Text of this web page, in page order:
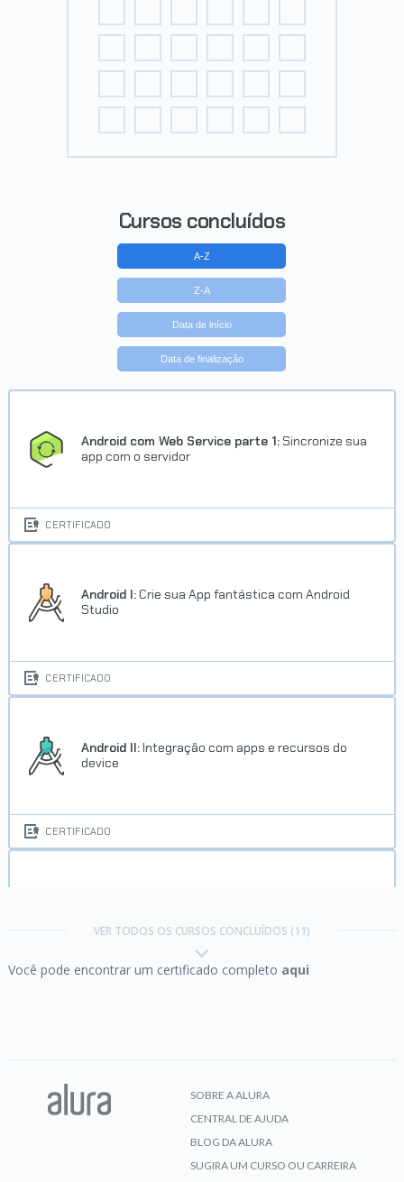
Cursos concluídos
A-Z
Z-A
Data de início
Data de finalização
Android com Web Service parte 1: Sincronize sua
app com o servidor
CERTIFICADO
Android I: Crie sua App fantástica com Android
Studio
CERTIFICADO
Android II: Integração com apps e recursos do
device
CERTIFICADO
VER TODOS OS CURSOS CONCLUÍDOS (11)
Você pode encontrar um certificado completo aqui
SOBRE A ALURA
CENTRAL DE AJUDA
BLOG DA ALURA
SUGIRA UM CURSO OU CARREIRA